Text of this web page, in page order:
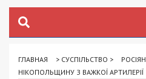
ГЛАВНАЯ > СУСПІЛЬСТВО >
НІКОПОЛЬЩИНУ З ВАЖКОЇ АРТИЛЕРІЇ